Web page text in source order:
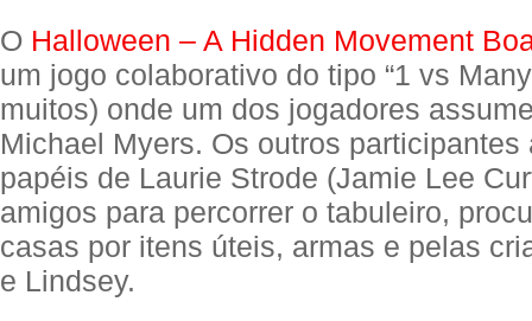
O Halloween – A Hidden Movement
um jogo colaborativo do tipo “1 vs
muitos) onde um dos jogadores
Michael Myers. Os outros participantes
papéis de Laurie Strode (Jamie Lee
amigos para percorrer o tabuleiro,
casas por itens úteis, armas e pelas
e Lindsey.